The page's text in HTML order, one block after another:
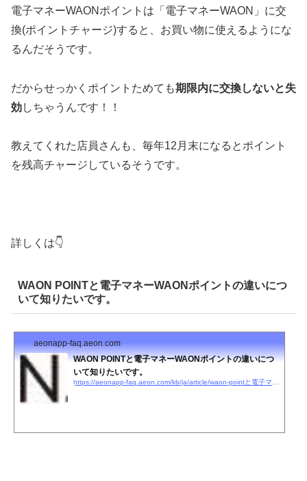
電子マネーWAONポイントは「電子マネーWAON」に交
換(ポイントチャージ)すると、お買い物に使えるようにな
るんだそうです。
だからせっかくポイントためても期限内に交換しないと失
効しちゃうんです！！
教えてくれた店員さんも、毎年12月末になるとポイント
を残高チャージしているそうです。
詳しくは👇
WAON POINTと電子マネーWAONポイントの違いにつ
いて知りたいです。
aeonapp-faq.aeon.com
WAON POINTと電子マネーWAONポイントの違いにつ
いて知りたいです。